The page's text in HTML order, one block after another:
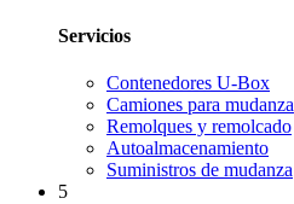
Servicios
Contenedores U-Box
Camiones para mudanza
Remolques y remolcado
Autoalmacenamiento
Suministros de mudanza
5